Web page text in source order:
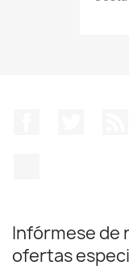
Infórmese de
ofertas